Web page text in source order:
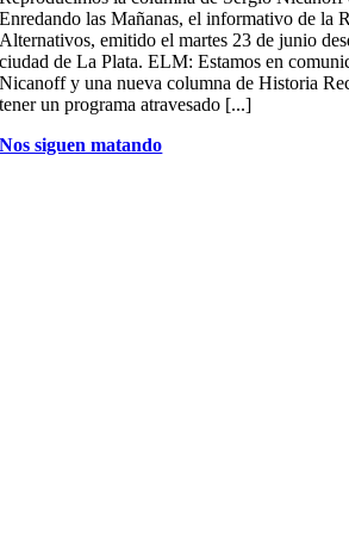
Enredando las Mañanas, el informativo de la
Alternativos, emitido el martes 23 de junio
ciudad de La Plata. ELM: Estamos en
Nicanoff y una nueva columna de Historia
tener un programa atravesado [...]
Nos siguen matando